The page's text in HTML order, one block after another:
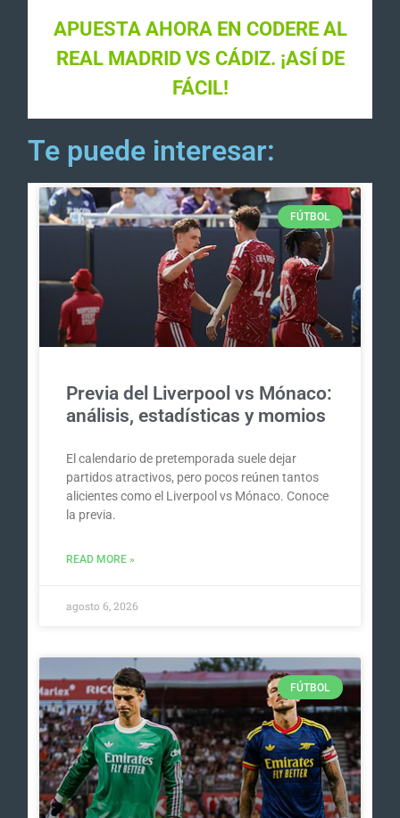
APUESTA AHORA EN CODERE AL
REAL MADRID VS CÁDIZ. ¡ASÍ DE
FÁCIL!
Te puede interesar:
FÚTBOL
Previa del Liverpool vs Mónaco:
análisis, estadísticas y momios
El calendario de pretemporada suele dejar
partidos atractivos, pero pocos reúnen tantos
alicientes como el Liverpool vs Mónaco. Conoce
la previa.
READ MORE »
agosto 6, 2026
FÚTBOL